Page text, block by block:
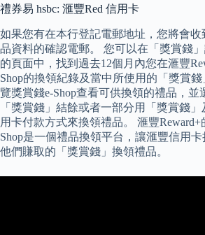
禮券易 hsbc: 滙豐Red 信用卡
如果您有在本行登記電郵地址，您將會收
品資料的確認電郵。 您可以在「獎賞錢
的頁面中，找到過去12個月內您在滙豐
Shop的換領紀錄及當中所使用的「獎賞
覽獎賞錢e-Shop查看可供換領的禮品，並
「獎賞錢」結餘或者一部分用「獎賞錢
用卡付款方式來換領禮品。 滙豐Reward+
Shop是一個禮品換領平台，讓滙豐信用卡
他們賺取的「獎賞錢」換領禮品。